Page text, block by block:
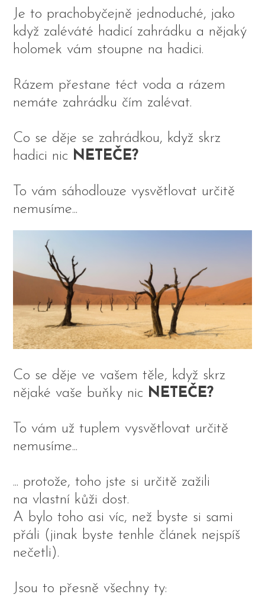
Je to prachobyčejně jednoduché, jako
když zaléváté hadicí zahrádku a nějaký
holomek vám stoupne na hadici.
Rázem přestane téct voda a rázem
nemáte zahrádku čím zalévat.
Co se děje se zahrádkou, když skrz
hadici nic NETEČE?
To vám sáhodlouze vysvětlovat určitě
nemusíme...
Co se děje ve vašem těle, když skrz
nějaké vaše buňky nic NETEČE?
To vám už tuplem vysvětlovat určitě
nemusíme...
... protože, toho jste si určitě zažili
na vlastní kůži dost.
A bylo toho asi víc, než byste si sami
přáli (jinak byste tenhle článek nejspíš
nečetli).
Jsou to přesně všechny ty: